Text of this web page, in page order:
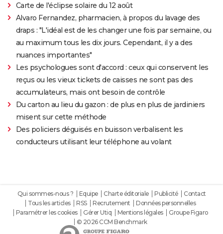
Carte de l'éclipse solaire du 12 août
Alvaro Fernandez, pharmacien, à propos du lavage des
draps : "L'idéal est de les changer une fois par semaine, ou
au maximum tous les dix jours. Cependant, il y a des
nuances importantes"
Les psychologues sont d'accord : ceux qui conservent les
reçus ou les vieux tickets de caisses ne sont pas des
accumulateurs, mais ont besoin de contrôle
Du carton au lieu du gazon : de plus en plus de jardiniers
misent sur cette méthode
Des policiers déguisés en buisson verbalisent les
conducteurs utilisant leur téléphone au volant
Qui sommes-nous ? Equipe Charte éditoriale Publicité
Contact
Tous les articles
RSS Recrutement
Données personnelles
Paramétrer les cookies
Gérer Utiq Mentions légales
Groupe Figaro
© 2026 CCM Benchmark